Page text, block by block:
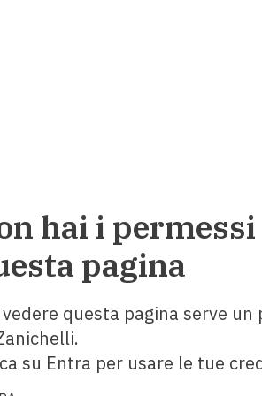
hai i
pagina
vedere questa pagina serve un
su Entra per usare le tue